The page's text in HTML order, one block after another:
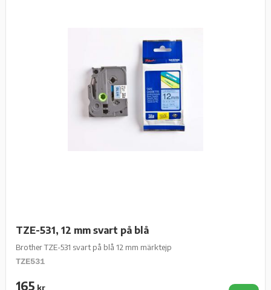
TZE-531, 12 mm svart på blå
Brother TZE-531 svart på blå 12 mm märktejp
TZE531
165 kr